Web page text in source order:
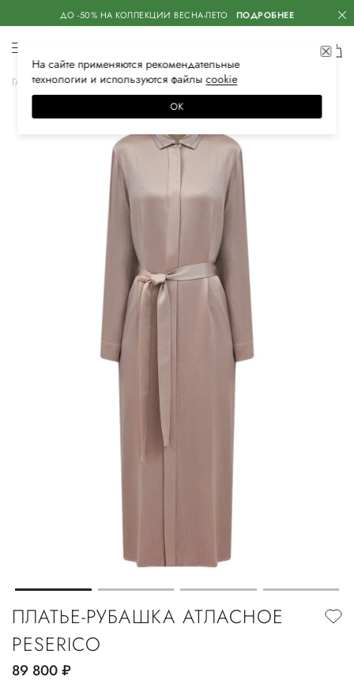
ДО -50% НА КОЛЛЕКЦИИ ВЕСНА-ЛЕТО ПОДРОБНЕЕ
Главная Женская Одежда Платья Повседневные
ПЛАТЬЕ-РУБАШКА АТЛАСНОЕ
PESERICO
89 800руб.
На сайте применяются рекомендательные
технологии и используются файлысооkiе
ОК